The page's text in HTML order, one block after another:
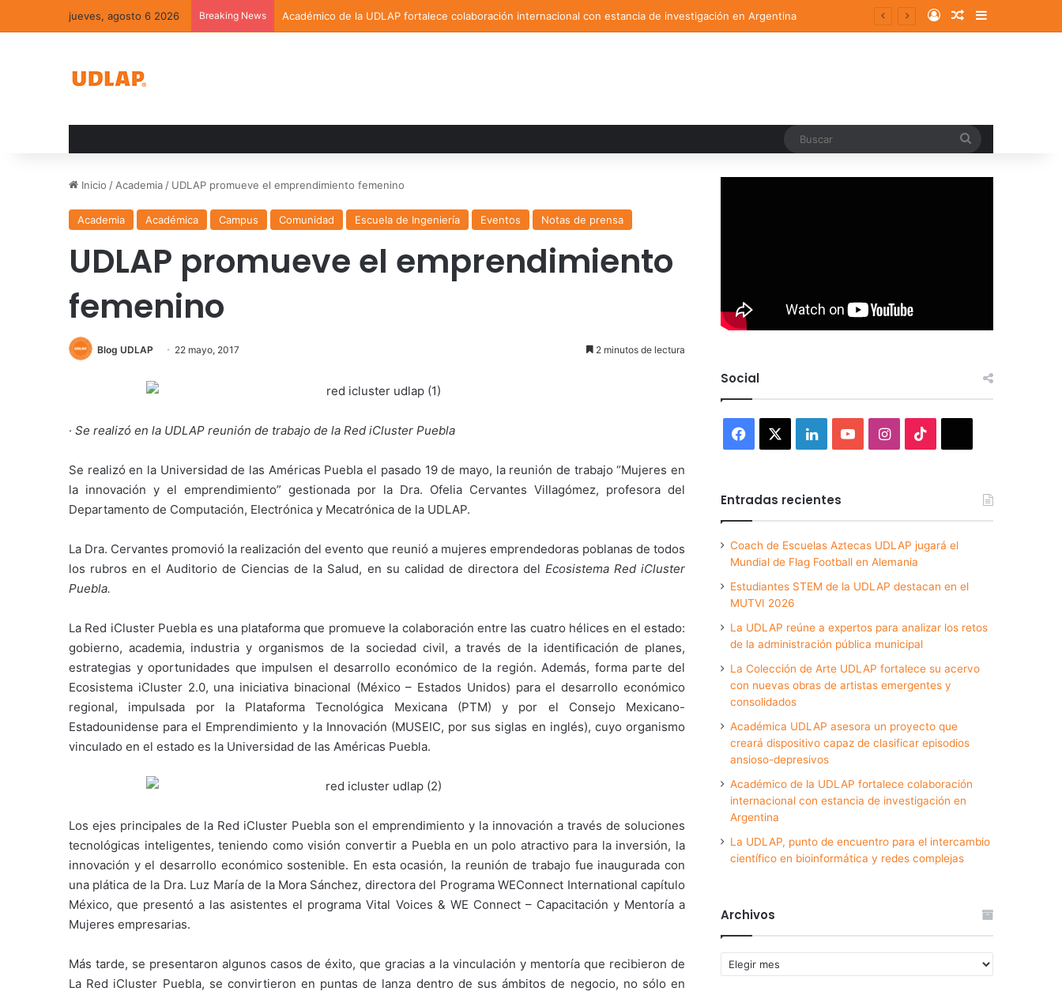
jueves, agosto 6 2026 Breaking News Académico de la UDLAP fortalece colaboración internacional con estancia de investigación en Argentina Log InRandom Article
Sidebar
Inicio / Academia / UDLAP promueve el emprendimiento femenino
Academia Académica Campus Comunidad Escuela de Ingeniería Eventos Notas de prensa
UDLAP promueve el emprendimiento
femenino
Blog UDLAP 22 mayo, 2017 2 minutos de lectura
· Se realizó en la UDLAP reunión de trabajo de la Red iCluster Puebla
Se realizó en la Universidad de las Américas Puebla el pasado 19 de mayo, la reunión de trabajo “Mujeres en
la innovación y el emprendimiento” gestionada por la Dra. Ofelia Cervantes Villagómez, profesora del
Departamento de Computación, Electrónica y Mecatrónica de la UDLAP.
La Dra. Cervantes promovió la realización del evento que reunió a mujeres emprendedoras poblanas de todos
los rubros en el Auditorio de Ciencias de la Salud, en su calidad de directora del Ecosistema Red iCluster
Puebla.
La Red iCluster Puebla es una plataforma que promueve la colaboración entre las cuatro hélices en el estado:
gobierno, academia, industria y organismos de la sociedad civil, a través de la identificación de planes,
estrategias y oportunidades que impulsen el desarrollo económico de la región. Además, forma parte del
Ecosistema iCluster 2.0, una iniciativa binacional (México – Estados Unidos) para el desarrollo económico
regional, impulsada por la Plataforma Tecnológica Mexicana (PTM) y por el Consejo Mexicano-
Estadounidense para el Emprendimiento y la Innovación (MUSEIC, por sus siglas en inglés), cuyo organismo
vinculado en el estado es la Universidad de las Américas Puebla.
Los ejes principales de la Red iCluster Puebla son el emprendimiento y la innovación a través de soluciones
tecnológicas inteligentes, teniendo como visión convertir a Puebla en un polo atractivo para la inversión, la
innovación y el desarrollo económico sostenible. En esta ocasión, la reunión de trabajo fue inaugurada con
una plática de la Dra. Luz María de la Mora Sánchez, directora del Programa WEConnect International capítulo
México, que presentó a las asistentes el programa Vital Voices & WE Connect – Capacitación y Mentoría a
Mujeres empresarias.
Más tarde, se presentaron algunos casos de éxito, que gracias a la vinculación y mentoría que recibieron de
La Red iCluster Puebla, se convirtieron en puntas de lanza dentro de sus ámbitos de negocio, no sólo en
Social
Facebook LinkedInYouTubeInstagram
Entradas recientes
Coach de Escuelas Aztecas UDLAP jugará el
Mundial de Flag Football en Alemania
Estudiantes STEM de la UDLAP destacan en el
MUTVI 2026
La UDLAP reúne a expertos para analizar los retos
de la administración pública municipal
La Colección de Arte UDLAP fortalece su acervo
con nuevas obras de artistas emergentes y
consolidados
Académica UDLAP asesora un proyecto que
creará dispositivo capaz de clasificar episodios
ansioso-depresivos
Académico de la UDLAP fortalece colaboración
internacional con estancia de investigación en
Argentina
La UDLAP, punto de encuentro para el intercambio
científico en bioinformática y redes complejas
Archivos
Archivos